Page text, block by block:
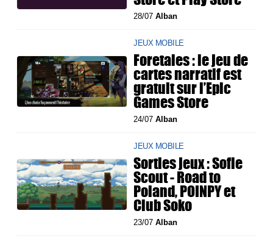
28/07Alban
JEUX MOBILE
Foretales : le jeu de
cartes narratif est
gratuit sur l’Epic
Games Store
24/07Alban
JEUX MOBILE
Sorties jeux : Sofie
Scout - Road to
Poland, POINPY et
Club Soko
23/07Alban